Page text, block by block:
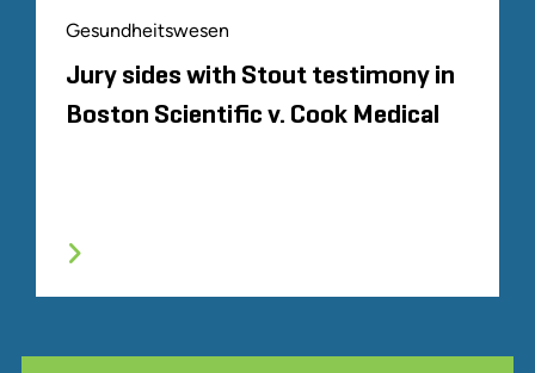
Gesundheitswesen
Jury sides with Stout testimony in
Boston Scientific v. Cook Medical